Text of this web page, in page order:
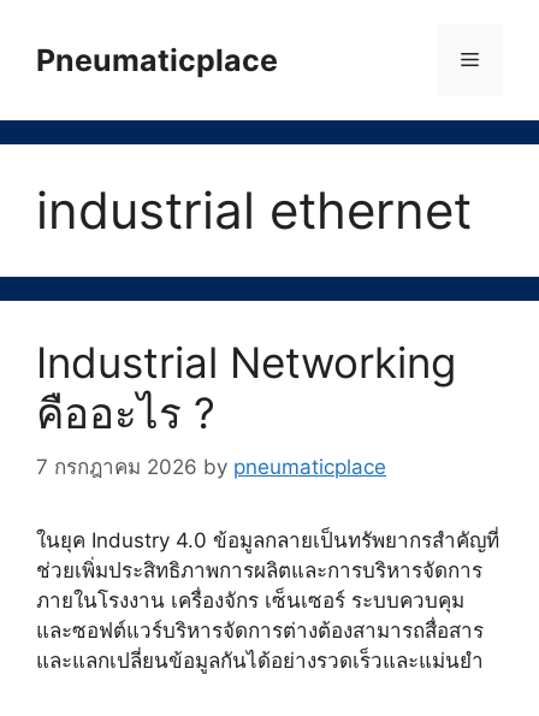
contentPneumaticplace Menu
industrial ethernet
Industrial Networking
คืออะไร ?
7 กรกฎาคม 2026 by pneumaticplace
ในยุค Industry 4.0 ข้อมูลกลายเป็นทรัพยากรสำคัญที่
ช่วยเพิ่มประสิทธิภาพการผลิตและการบริหารจัดการ
ภายในโรงงาน เครื่องจักร เซ็นเซอร์ ระบบควบคุม
และซอฟต์แวร์บริหารจัดการต่างต้องสามารถสื่อสาร
และแลกเปลี่ยนข้อมูลกันได้อย่างรวดเร็วและแม่นยำ